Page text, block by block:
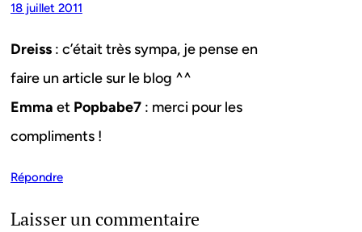
18 juillet 2011
Dreiss : c’était très sympa, je pense en
faire un article sur le blog ^^
Emma et Popbabe7 : merci pour les
compliments !
Répondre
Laisser un commentaire